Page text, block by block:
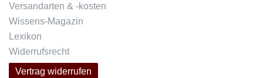
Versandarten & -kosten
Wissens-Magazin
Lexikon
Widerrufsrecht
Vertrag widerrufen